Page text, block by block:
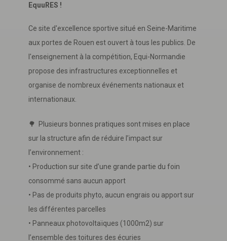
EquuRES !
Ce site d'excellence sportive situé en Seine-Maritime
aux portes de Rouen est ouvert à tous les publics. De
l'enseignement à la compétition, Equi-Normandie
propose des infrastructures exceptionnelles et
organise de nombreux événements nationaux et
internationaux.
🌳 Plusieurs bonnes pratiques sont mises en place
sur la structure afin de réduire l’impact sur
l’environnement :
• Production sur site d’une grande partie du foin
consommé sans aucun apport
• Pas de produits phyto, aucun engrais ou apport sur
les différentes parcelles
• Panneaux photovoltaïques (1000m2) sur
l’ensemble des toitures des écuries